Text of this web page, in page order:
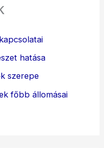
hatása
szerepe
főbb állomásai